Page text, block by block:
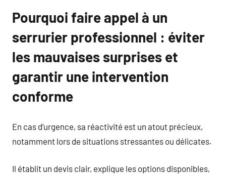
Pourquoi faire appel à un
serrurier professionnel : éviter
les mauvaises surprises et
garantir une intervention
conforme
En cas d’urgence, sa réactivité est un atout précieux,
notamment lors de situations stressantes ou délicates.
Il établit un devis clair, explique les options disponibles,